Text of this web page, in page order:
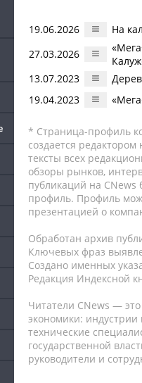
19.06.2026
На
27.03.2026
13.07.2023
19.04.2023
* Страница-профиль
создается
тексты всех
обзоры рынков,
публикаций на
профиль. Профиль
презентацией о
Обработан архив
Ключевых фраз
Создано именных
Редакция Индексной
Читатели CNews —
экономики:
технические
государственной
руководители и